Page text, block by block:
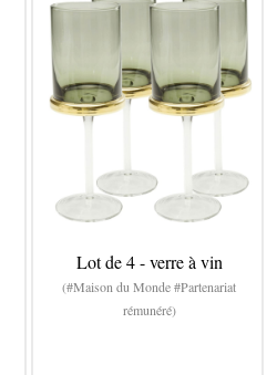
Lot de 4 - verre à vin
(#Maison du Monde #Partenariat
rémunéré)